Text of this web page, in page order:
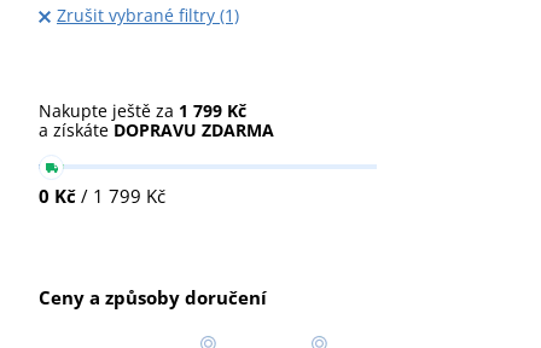
Zrušit vybrané filtry (1)
Nakupte ještě za 1 799 Kč
a získáte DOPRAVU ZDARMA
0 Kč / 1 799 Kč
Ceny a způsoby doručení